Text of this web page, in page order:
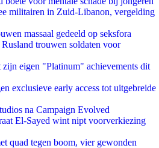
militairen in Zuid-Libanon, vergelding
massaal gedeeld op seksfora
trouwen soldaten voor
eigen "Platinum" achievements dit
exclusieve early access tot uitgebreide
na Campaign Evolved
El-Sayed wint nipt voorverkiezing
quad tegen boom, vier gewonden